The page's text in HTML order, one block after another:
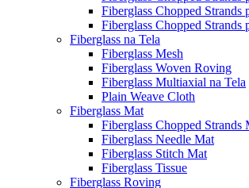
Fiberglass Chopped Strands
Fiberglass Chopped Strands
Fiberglass na Tela
Fiberglass Mesh
Fiberglass Woven Roving
Fiberglass Multiaxial na Tela
Plain Weave Cloth
Fiberglass Mat
Fiberglass Chopped Strands
Fiberglass Needle Mat
Fiberglass Stitch Mat
Fiberglass Tissue
Fiberglass Roving